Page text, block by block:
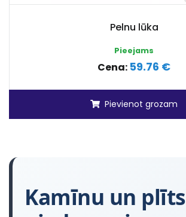
Pelnu lūka
Pieejams
Cena: 59.76 €
Pievienot grozam
Kamīnu un plīts